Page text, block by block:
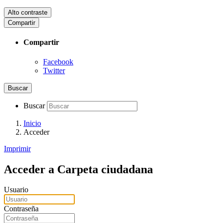
Alto contraste
Compartir
Compartir
Facebook
Twitter
Buscar
Buscar
Inicio
Acceder
Imprimir
Acceder a Carpeta ciudadana
Usuario
Contraseña